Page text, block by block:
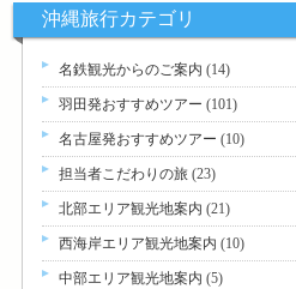
沖縄旅行カテゴリ
名鉄観光からのご案内 (14)
羽田発おすすめツアー (101)
名古屋発おすすめツアー (10)
担当者こだわりの旅 (23)
北部エリア観光地案内 (21)
西海岸エリア観光地案内 (10)
中部エリア観光地案内 (5)